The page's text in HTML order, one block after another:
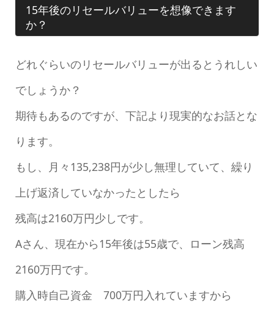
15年後のリセールバリューを想像できます
か？
どれぐらいのリセールバリューが出るとうれしい
でしょうか？
期待もあるのですが、下記より現実的なお話とな
ります。
もし、月々135,238円が少し無理していて、繰り
上げ返済していなかったとしたら
残高は2160万円少しです。
Aさん、現在から15年後は55歳で、ローン残高
2160万円です。
購入時自己資金 700万円入れていますから